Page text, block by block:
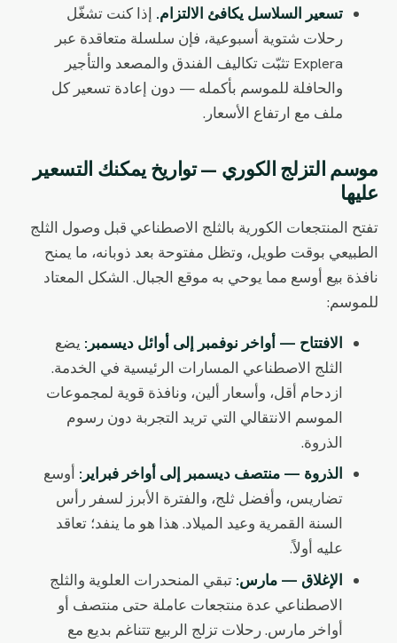
تسعير السلاسل يكافئ الالتزام. إذا كنت تشغّل
رحلات شتوية أسبوعية، فإن سلسلة متعاقدة عبر
Explera تثبّت تكاليف الفندق والمصعد والتأجير
والحافلة للموسم بأكمله — دون إعادة تسعير كل
ملف مع ارتفاع الأسعار.
موسم التزلج الكوري — تواريخ يمكنك التسعير
عليها
تفتح المنتجعات الكورية بالثلج الاصطناعي قبل وصول الثلج
الطبيعي بوقت طويل، وتظل مفتوحة بعد ذوبانه، ما يمنح
نافذة بيع أوسع مما يوحي به موقع الجبال. الشكل المعتاد
للموسم:
الافتتاح — أواخر نوفمبر إلى أوائل ديسمبر: يضع
الثلج الاصطناعي المسارات الرئيسية في الخدمة.
ازدحام أقل، وأسعار ألين، ونافذة قوية لمجموعات
الموسم الانتقالي التي تريد التجربة دون رسوم
الذروة.
الذروة — منتصف ديسمبر إلى أواخر فبراير: أوسع
تضاريس، وأفضل ثلج، والفترة الأبرز لسفر رأس
السنة القمرية وعيد الميلاد. هذا هو ما ينفد؛ تعاقد
عليه أولاً.
الإغلاق — مارس: تبقي المنحدرات العلوية والثلج
الاصطناعي عدة منتجعات عاملة حتى منتصف أو
أواخر مارس. رحلات تزلج الربيع تتناغم بديع مع